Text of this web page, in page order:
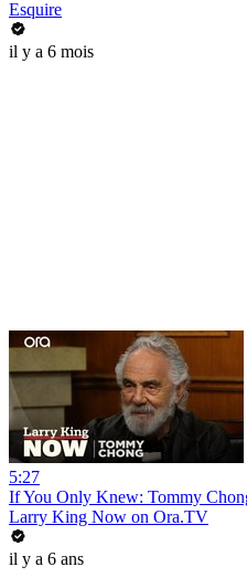
Esquire
il y a 6 mois
5:27
If You Only Knew: Tommy
Larry King Now on Ora.TV
il y a 6 ans